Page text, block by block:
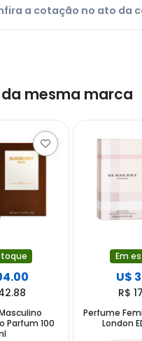
a cotação no ato da
mesma marca
Parfum 100
Em
U$
R$
Perfume
London